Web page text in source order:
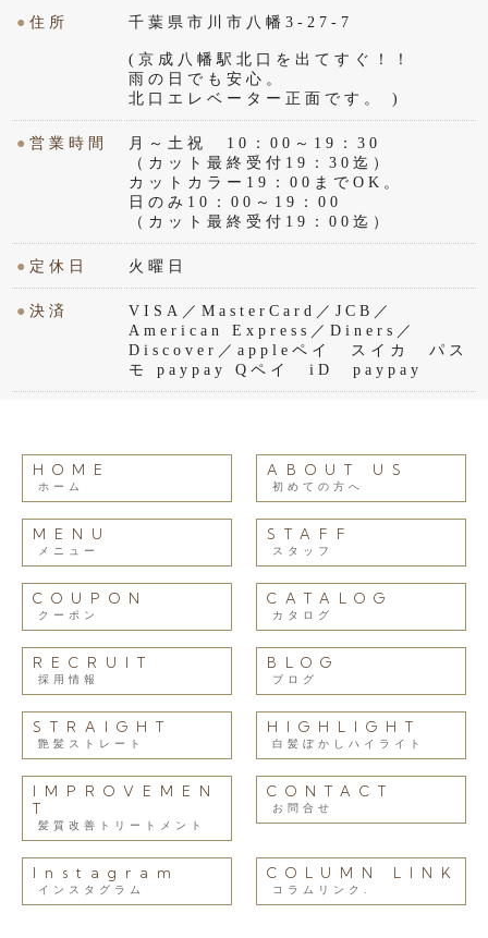
●住所 千葉県市川市八幡3-27-7
(京成八幡駅北口を出てすぐ！！
雨の日でも安心。
北口エレベーター正面です。 )
●営業時間
月～土祝 10：00～19：30
（カット最終受付19：30迄）
カットカラー19：00までOK。
日のみ10：00～19：00
（カット最終受付19：00迄）
● 定休日 火曜日
●決済
VISA／MasterCard／JCB／
American Express／Diners／
Discover／appleペイ スイカ パス
モ paypay Qペイ iD paypay
HOME
ホーム
ABOUT US
初めての方へ
MENU
メニュー
STAFF
スタッフ
COUPON
クーポン
CATALOG
カタログ
RECRUIT
採用情報
BLOG
ブログ
STRAIGHT
艶髪ストレート
HIGHLIGHT
白髪ぼかしハイライト
IMPROVEMEN
T
髪質改善トリートメント
CONTACT
お問合せ
Instagram
インスタグラム
COLUMN LINK
コラムリンク.